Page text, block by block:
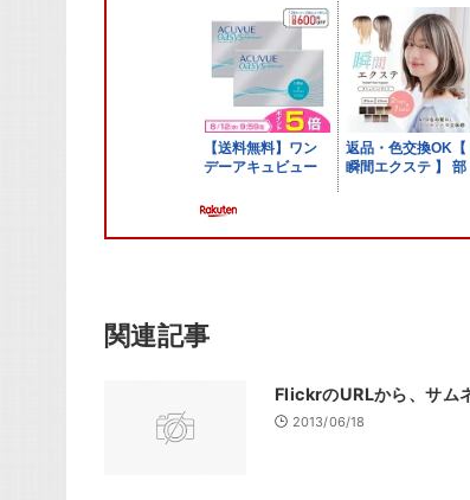
また、コメント欄には、必ず日本語を含めてください
関連記事
FlickrのURLから、サム
2013/06/18